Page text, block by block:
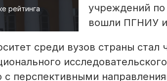
рейтинга
учреждений по
вошли ПГНИУ
среди вузов страны стал
с перспективными